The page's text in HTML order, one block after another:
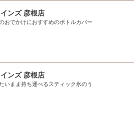
ンズ 彦根店
おでかけにおすすめのボトルカバー
ンズ 彦根店
いまま持ち運べるスティック氷のう